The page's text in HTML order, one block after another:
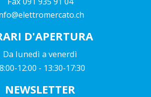
D'APERTURA
Da lunedì a venerdì
12:00 - 13:30-17:30
NEWSLETTER